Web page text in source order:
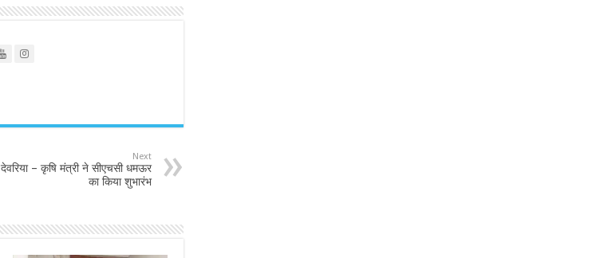
Next
देवरिया – कृषि मंत्री ने सीएचसी धमऊर
का किया शुभारंभ